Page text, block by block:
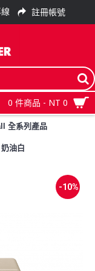
註冊帳號
0 件商品 - NT 0
全系列產品
油白
-10%